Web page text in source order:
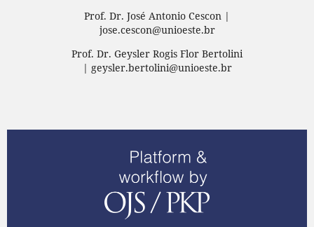
Prof. Dr. José Antonio Cescon |
jose.cescon@unioeste.br
Prof. Dr. Geysler Rogis Flor Bertolini
| geysler.bertolini@unioeste.br